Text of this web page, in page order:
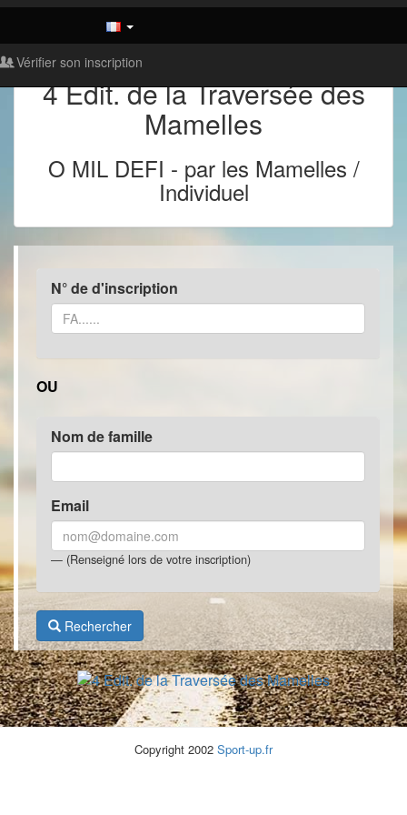
Vérifier son inscription
4 Edit. de la Traversée des
Mamelles
O MIL DEFI - par les Mamelles /
Individuel
N° de d'inscription
OU
Nom de famille
Email
(Renseigné lors de votre inscription)
Rechercher
Copyright 2002 Sport-up.fr